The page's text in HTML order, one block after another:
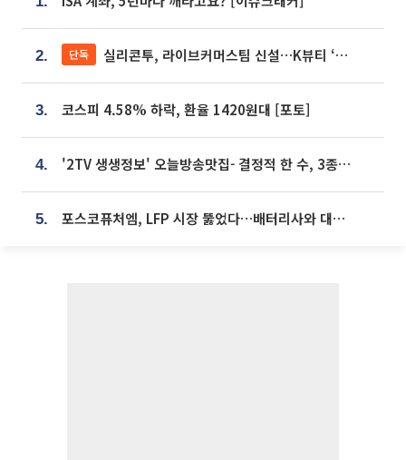
2. 단독 실리콘투, 라이브커머스팀 신설…K뷰티 ‘글로벌 판매망’ 확대[K뷰티 라방戰]
3. 코스피 4.58% 하락, 환율 1420원대 [포토]
4. '2TV 생생정보' 오늘방송맛집- 결정적 한 수, 3종 메밀면! 메밀 소바 맛집 '의○○○○'
5. 포스코퓨처엠, LFP 시장 뚫었다…배터리사와 대규모 장기 공급 합의